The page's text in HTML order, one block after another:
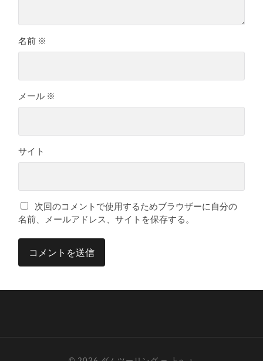
名前 ※
メール ※
サイト
次回のコメントで使用するためブラウザーに自分の
名前、メールアドレス、サイトを保存する。